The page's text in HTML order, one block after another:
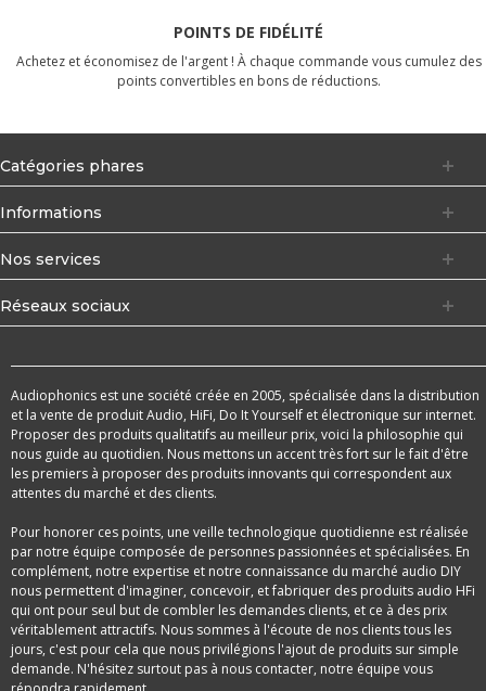
POINTS DE FIDÉLITÉ
Achetez et économisez de l'argent ! À chaque commande vous cumulez des
points convertibles en bons de réductions.
Catégories phares
Informations
Nos services
Réseaux sociaux
Audiophonics est une société créée en 2005, spécialisée dans la distribution
et la vente de produit Audio, HiFi, Do It Yourself et électronique sur internet.
Proposer des produits qualitatifs au meilleur prix, voici la philosophie qui
nous guide au quotidien. Nous mettons un accent très fort sur le fait d'être
les premiers à proposer des produits innovants qui correspondent aux
attentes du marché et des clients.
Pour honorer ces points, une veille technologique quotidienne est réalisée
par notre équipe composée de personnes passionnées et spécialisées. En
complément, notre expertise et notre connaissance du marché audio DIY
nous permettent d'imaginer, concevoir, et fabriquer des produits audio HFi
qui ont pour seul but de combler les demandes clients, et ce à des prix
véritablement attractifs. Nous sommes à l'écoute de nos clients tous les
jours, c'est pour cela que nous privilégions l'ajout de produits sur simple
demande. N'hésitez surtout pas à nous contacter, notre équipe vous